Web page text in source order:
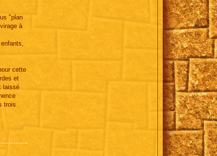
"plan
à
cette
et
laissé
trois